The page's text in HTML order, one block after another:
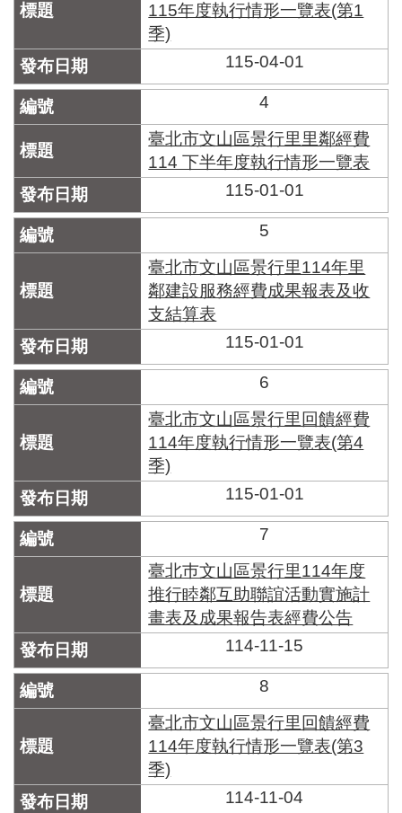
區
界
說
臺
市
鄰
長
名
冊
115年度執行情形一覽表(第1
季)
115-04-01
4
臺北市文山區景行里里鄰經費
114 下半年度執行情形一覽表
115-01-01
5
臺北市文山區景行里114年里
鄰建設服務經費成果報表及收
支結算表
115-01-01
6
臺北市文山區景行里回饋經費
114年度執行情形一覽表(第4
季)
115-01-01
7
臺北巿文山區景行里114年度
推行睦鄰互助聯誼活動實施計
畫表及成果報告表經費公告
114-11-15
8
臺北市文山區景行里回饋經費
114年度執行情形一覽表(第3
季)
114-11-04